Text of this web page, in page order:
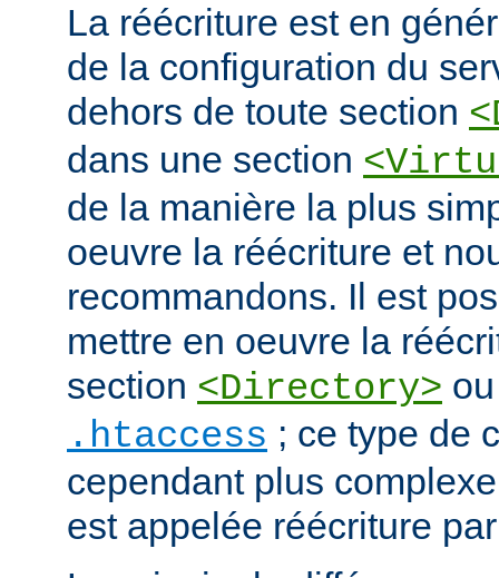
La réécriture est en
de la configuration du
dehors de toute section
dans une section
de la manière la plus
oeuvre la réécriture et
recommandons. Il est
mettre en oeuvre la
section <Directory>
.htaccess ; ce type de
cependant plus
est appelée réécriture